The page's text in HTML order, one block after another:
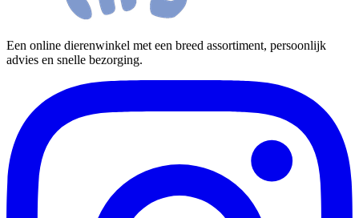
Een online dierenwinkel met een breed assortiment, persoonlijk
advies en snelle bezorging.